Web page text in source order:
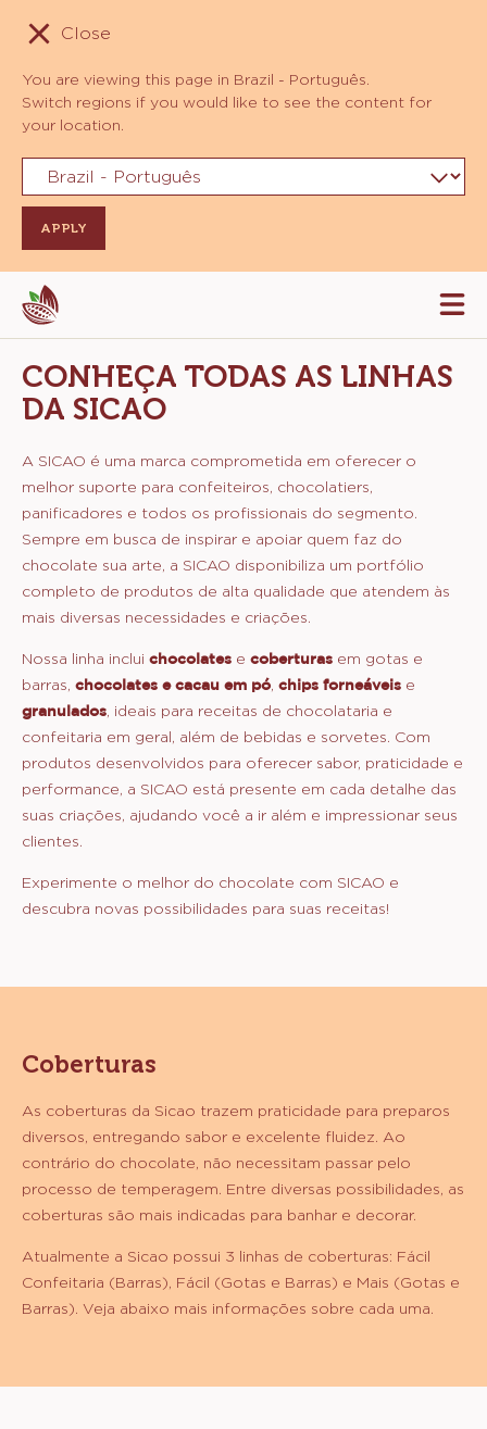
Close
You are viewing this page in Brazil - Português.
Switch regions if you would like to see the content for
your location.
Skip
to
content
CONHEÇA TODAS AS LINHAS
DA SICAO
A SICAO é uma marca comprometida em oferecer o
melhor suporte para confeiteiros, chocolatiers,
panificadores e todos os profissionais do segmento.
Sempre em busca de inspirar e apoiar quem faz do
chocolate sua arte, a SICAO disponibiliza um portfólio
completo de produtos de alta qualidade que atendem às
mais diversas necessidades e criações.
Nossa linha inclui chocolates e coberturas em gotas e
barras, chocolates e cacau em pó chips forneáveis e
granulados , ideais para receitas de chocolataria e
confeitaria em geral, além de bebidas e sorvetes. Com
produtos desenvolvidos para oferecer sabor, praticidade e
performance, a SICAO está presente em cada detalhe das
suas criações, ajudando você a ir além e impressionar seus
clientes.
Experimente o melhor do chocolate com SICAO e
descubra novas possibilidades para suas receitas!
Coberturas
As coberturas da Sicao trazem praticidade para preparos
diversos, entregando sabor e excelente fluidez. Ao
contrário do chocolate, não necessitam passar pelo
processo de temperagem. Entre diversas possibilidades, as
coberturas são mais indicadas para banhar e decorar.
Atualmente a Sicao possui 3 linhas de coberturas: Fácil
Confeitaria (Barras), Fácil (Gotas e Barras) e Mais (Gotas e
Barras). Veja abaixo mais informações sobre cada uma.